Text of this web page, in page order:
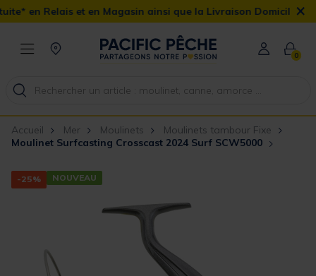
en Magasin ainsi que la Livraison Domicile offerte dès 90€ ×
0
Accueil Mer Moulinets
Moulinets tambour Fixe
Moulinet Surfcasting Crosscast 2024 Surf SCW5000
-25% NOUVEAU